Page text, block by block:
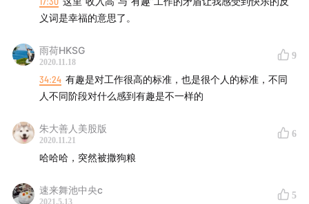
义词是幸福的意思了。
雨荷HKSG
2020.11.18
9
34:24 有趣是对工作很高的标准，也是很个人的标准，不同
人不同阶段对什么感到有趣是不一样的
朱大善人美股版
2020.11.21
6
哈哈哈，突然被撒狗粮
速来舞池中央c
2021.5.13
5